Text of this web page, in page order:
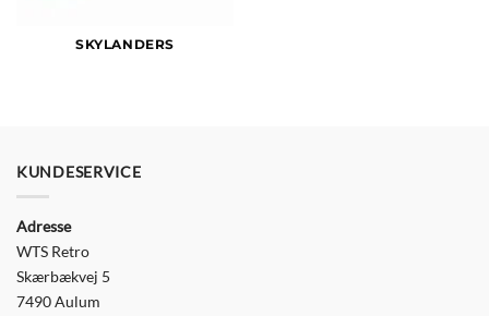
SKYLANDERS
KUNDESERVICE
Adresse
WTS Retro
Skærbækvej 5
7490 Aulum